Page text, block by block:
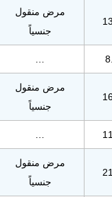
مرض منقول
جنسياً
مرض منقول
جنسياً
مرض منقول
جنسياً